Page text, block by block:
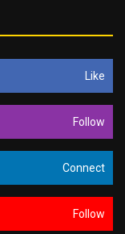
Like
Follow
Connect
Follow